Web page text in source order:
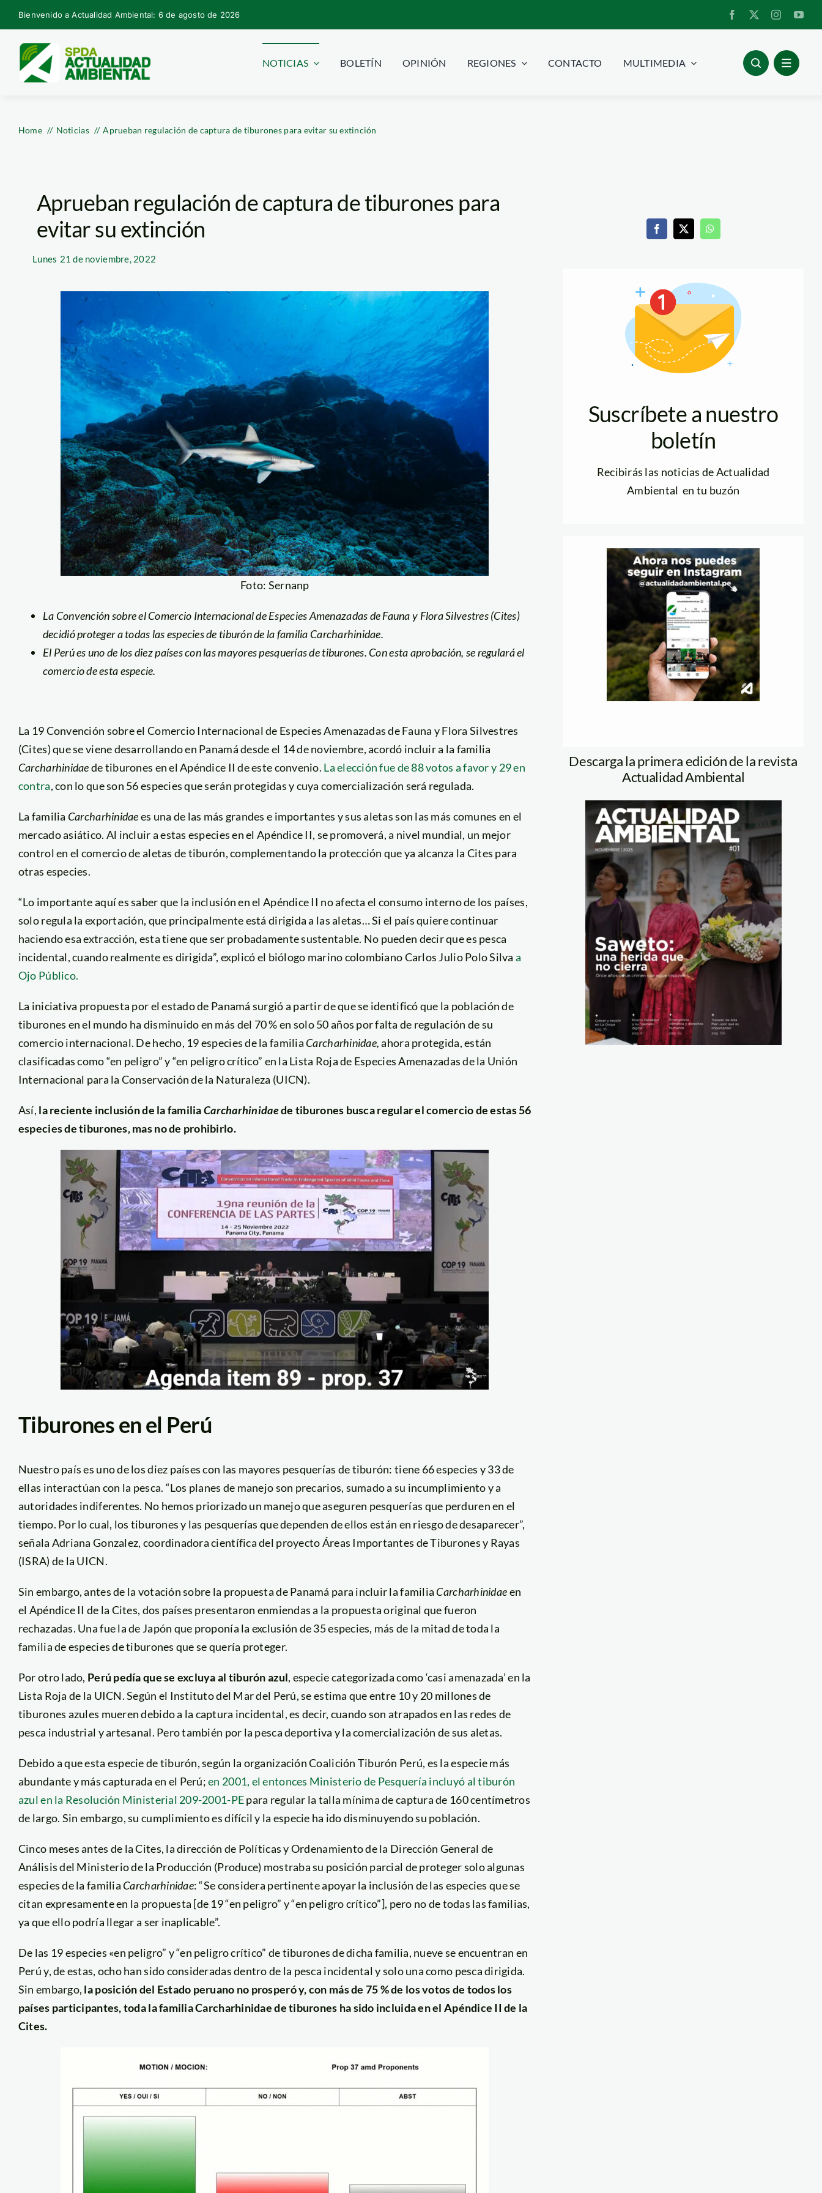
Skip
to
content
Bienvenido a Actualidad Ambiental: 6 de agosto de 2026
NOTICIAS BOLETÍN OPINIÓN REGIONES CONTACTO MULTIMEDIA
Home Noticias Aprueban regulación de captura de tiburones para evitar su extinción
Aprueban regulación de captura de tiburones para
evitar su extinción
Lunes 21 de noviembre, 2022
Foto: Sernanp
La Convención sobre el Comercio Internacional de Especies Amenazadas de Fauna y Flora Silvestres (Cites)
decidió proteger a todas las especies de tiburón de la familia Carcharhinidae.
El Perú es uno de los diez países con las mayores pesquerías de tiburones. Con esta aprobación, se regulará el
comercio de esta especie.
La 19 Convención sobre el Comercio Internacional de Especies Amenazadas de Fauna y Flora Silvestres
(Cites) que se viene desarrollando en Panamá desde el 14 de noviembre, acordó incluir a la familia
Carcharhinidaede tiburones en el Apéndice II de este convenio. La elección fue de 88 votos a favor y 29 en
contra, con lo que son 56 especies que serán protegidas y cuya comercialización será regulada.
La familia Carcharhinidaees una de las más grandes e importantes y sus aletas son las más comunes en el
mercado asiático. Al incluir a estas especies en el Apéndice II, se promoverá, a nivel mundial, un mejor
control en el comercio de aletas de tiburón, complementando la protección que ya alcanza la Cites para
otras especies.
“Lo importante aquí es saber que la inclusión en el Apéndice II no afecta el consumo interno de los países,
solo regula la exportación, que principalmente está dirigida a las aletas… Si el país quiere continuar
haciendo esa extracción, esta tiene que ser probadamente sustentable. No pueden decir que es pesca
incidental, cuando realmente es dirigida”, explicó el biólogo marino colombiano Carlos Julio Polo Silvaa
Ojo Público.
La iniciativa propuesta por el estado de Panamá surgió a partir de que se identificó que la población de
tiburones en el mundo ha disminuido en más del 70 % en solo 50 años por falta de regulación de su
comercio internacional. De hecho, 19 especies de la familia Carcharhinidae,ahora protegida, están
clasificadas como “en peligro” y “en peligro crítico” en la Lista Roja de Especies Amenazadas de la Unión
Internacional para la Conservación de la Naturaleza (UICN).
Así, la reciente inclusión de la familiaCarcharhinidaede tiburones busca regular el comercio de estas 56
especies de tiburones, mas no de prohibirlo.
Tiburones en el Perú
Nuestro país es uno de los diez países con las mayores pesquerías de tiburón: tiene 66 especies y 33 de
ellas interactúan con la pesca. “Los planes de manejo son precarios, sumado a su incumplimiento y a
autoridades indiferentes. No hemos priorizado un manejo que aseguren pesquerías que perduren en el
tiempo. Por lo cual, los tiburones y las pesquerías que dependen de ellos están en riesgo de desaparecer”,
señala Adriana Gonzalez, coordinadora científica del proyecto Áreas Importantes de Tiburones y Rayas
(ISRA) de la UICN.
Sin embargo, antes de la votación sobre la propuesta de Panamá para incluir la familia Carcharhinidaeen
el Apéndice II de la Cites, dos países presentaron enmiendas a la propuesta original que fueron
rechazadas. Una fue la de Japón que proponía la exclusión de 35 especies, más de la mitad de toda la
familia de especies de tiburones que se quería proteger.
Por otro lado, Perú pedía que se excluya al tiburón azul, especie categorizada como ‘casi amenazada’ en la
Lista Roja de la UICN. Según el Instituto del Mar del Perú, se estima que entre 10 y 20 millones de
tiburones azules mueren debido a la captura incidental, es decir, cuando son atrapados en las redes de
pesca industrial y artesanal. Pero también por la pesca deportiva y la comercialización de sus aletas.
Debido a que esta especie de tiburón, según la organización Coalición Tiburón Perú, es la especie más
abundante y más capturada en el Perú;en 2001, el entonces Ministerio de Pesquería incluyó al tiburón
azul en la Resolución Ministerial 209-2001-PEpara regular la talla mínima de captura de 160 centímetros
de largo. Sin embargo, su cumplimiento es difícil y la especie ha ido disminuyendo su población.
Cinco meses antes de la Cites, la dirección de Políticas y Ordenamiento de la Dirección General de
Análisis del Ministerio de la Producción (Produce) mostraba su posición parcial de proteger solo algunas
especies de la familia Carcharhinidae: “Se considera pertinente apoyar la inclusión de las especies que se
citan expresamente en la propuesta [de 19 “en peligro” y “en peligro crítico”], pero no de todas las familias,
ya que ello podría llegar a ser inaplicable”.
De las 19 especies «en peligro” y “en peligro crítico” de tiburones de dicha familia, nueve se encuentran en
Perú y, de estas, ocho han sido consideradas dentro de la pesca incidental y solo una como pesca dirigida.
Sin embargo, la posición del Estado peruano no prosperó y, con más de 75 % de los votos de todos los
países participantes, toda la familia Carcharhinidae de tiburones ha sido incluida en el Apéndice II de la
Cites.
Suscríbete a nuestro
boletín
Recibirás las noticias de Actualidad
Ambiental en tu buzón
Descarga la primera edición de la revista
Actualidad Ambiental